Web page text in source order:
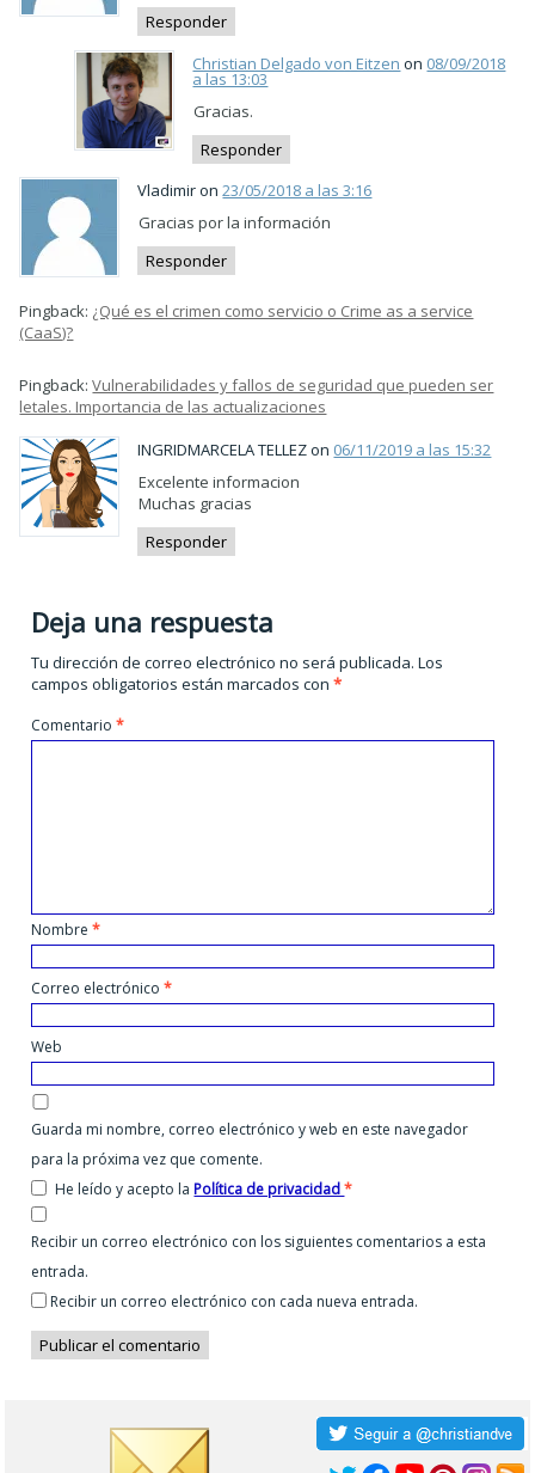
Responder
Christian Delgado von Eitzen on 08/09/2018
a las 13:03
Gracias.
Responder
Vladimir on23/05/2018 a las 3:16
Gracias por la información
Responder
Pingback: ¿Qué es el crimen como servicio o Crime as a service
(CaaS)?
Pingback:Vulnerabilidades y fallos de seguridad que pueden ser
letales. Importancia de las actualizaciones
INGRIDMARCELA TELLEZ on 06/11/2019 a las 15:32
Excelente informacion
Muchas gracias
Responder
Deja una respuesta
Tu dirección de correo electrónico no será publicada. Los
campos obligatorios están marcados con*
Comentario*
Nombre*
Correo electrónico*
Web
Guarda mi nombre, correo electrónico y web en este navegador
para la próxima vez que comente.
He leído y acepto laPolítica de privacidad*
Recibir un correo electrónico con los siguientes comentarios a esta
entrada.
Recibir un correo electrónico con cada nueva entrada.